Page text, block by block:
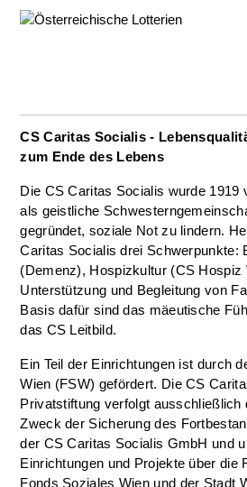
CS Caritas Socialis -
zum Ende des Lebens
Die CS Caritas Socialis wurde 1919
als geistliche
gegründet, soziale Not zu lindern.
Caritas Socialis drei Schwerpunkte:
(Demenz), Hospizkultur (CS Hospiz
Unterstützung und Begleitung von
Basis dafür sind das mäeutische
das CS Leitbild.
Ein Teil der Einrichtungen ist durch
Wien (FSW) gefördert. Die CS
Privatstiftung verfolgt ausschließlich
Zweck der Sicherung des
der CS Caritas Socialis GmbH und
Einrichtungen und Projekte über die
Fonds Soziales Wien und der Stadt